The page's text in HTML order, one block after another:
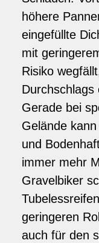
höhere
eingefüllte
mit
Risiko
Durchschlags
Gerade bei
Gelände
und
immer mehr
Gravelbiker
geringeren
auch für den